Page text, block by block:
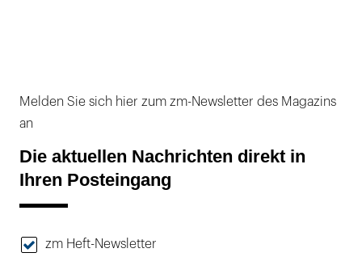
Melden Sie sich hier zum zm-Newsletter des Magazins
an
Die aktuellen Nachrichten direkt in
Ihren Posteingang
zm Heft-Newsletter